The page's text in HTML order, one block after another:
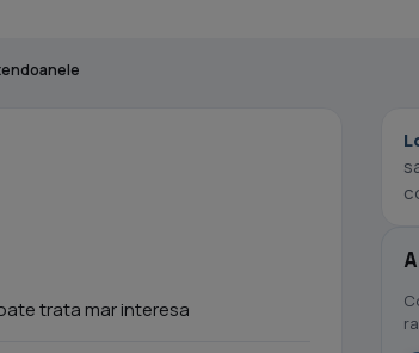
trata mar interesa